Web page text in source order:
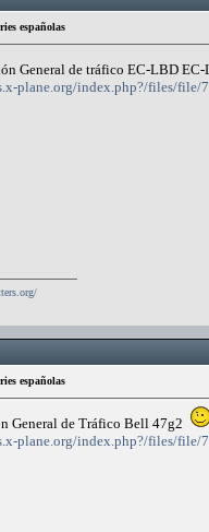
españolas
General de tráfico EC-LBD
plane.org/index.php?/files/file/
españolas
General de Tráfico Bell 47g2
plane.org/index.php?/files/file/